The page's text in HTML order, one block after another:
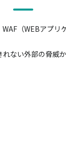
（WEBアプリ
ない外部の脅威